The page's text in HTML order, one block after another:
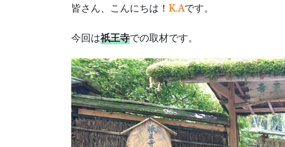
皆さん、こんにちは！ K.Aです。
今回は祇王寺での取材です。